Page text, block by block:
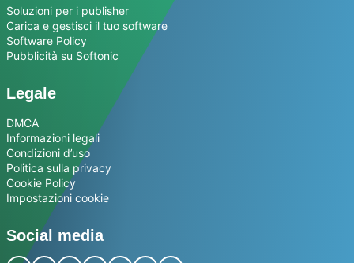
Soluzioni per i publisher
Carica e gestisci il tuo software
Software Policy
Pubblicità su Softonic
Legale
DMCA
Informazioni legali
Condizioni d’uso
Politica sulla privacy
Cookie Policy
Impostazioni cookie
Social media